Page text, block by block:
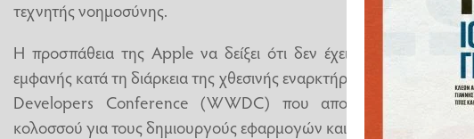
τεχνητής νοημοσύνης.
Η προσπάθεια της Apple να δείξει ότι δεν έχει μείνει πίσω
εμφανής κατά τη διάρκεια της χθεσινής εναρκτήριας
Developers Conference (WWDC) που αποτελεί το
κολοσσού για τους δημιουργούς εφαρμογών και λύσεων για το